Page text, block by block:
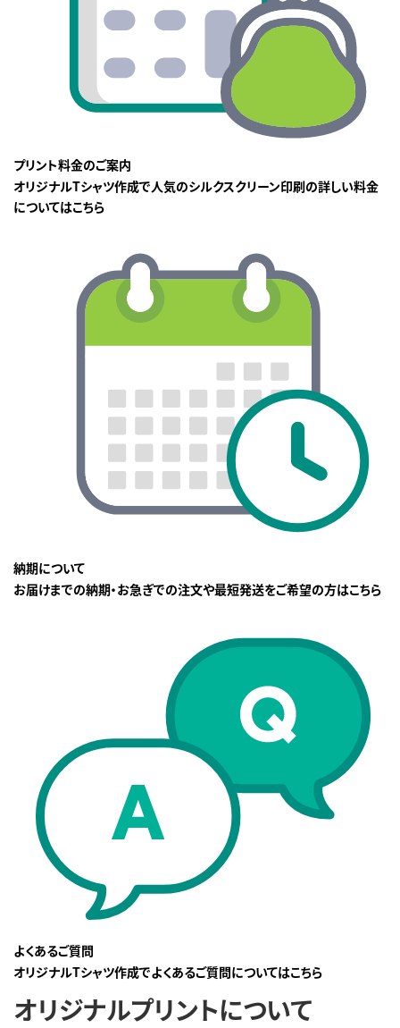
プリント料金のご案内
オリジナルTシャツ作成で人気のシルクスクリーン印刷の詳しい料金
についてはこちら
納期について
お届けまでの納期・お急ぎでの注文や最短発送をご希望の方はこちら
よくあるご質問
オリジナルTシャツ作成でよくあるご質問についてはこちら
オリジナルプリントについて